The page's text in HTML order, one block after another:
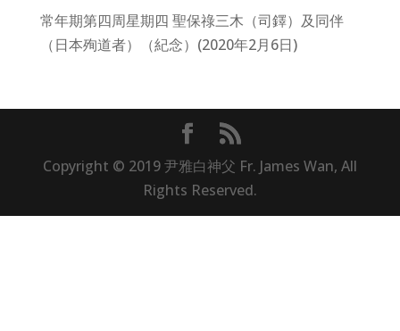
常年期第四周星期四 聖保祿三木（司鐸）及同伴
（日本殉道者）（紀念）(2020年2月6日)
Copyright © 2019 尹雅白神父 Fr. James Wan, All
Rights Reserved.